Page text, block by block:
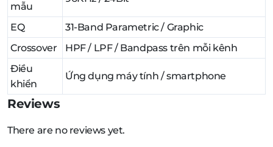
mẫu
EQ
31-Band Parametric / Graphic
Crossover
HPF / LPF / Bandpass trên mỗi kênh
Điều
khiển
Ứng dụng máy tính / smartphone
Reviews
There are no reviews yet.